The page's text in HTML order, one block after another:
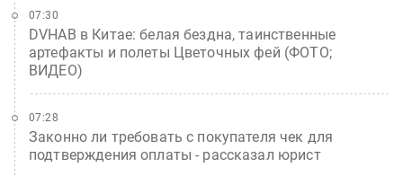
DVHAB в Китае: белая бездна, таинственные
артефакты и полеты Цветочных фей (ФОТО;
ВИДЕО)
07:30
Законно ли требовать с покупателя чек для
подтверждения оплаты - рассказал юрист
07:28